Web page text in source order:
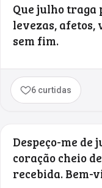
Que julho traga
levezas, afetos,
sem fim.
6 curtidas
Despeço-me de
coração cheio
recebida. Bem-